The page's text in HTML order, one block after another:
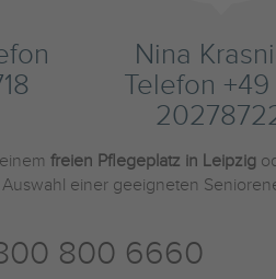
Nina
Telefon +49
freien Pflegeplatz in Leipzig
einer geeigneten
800 6660